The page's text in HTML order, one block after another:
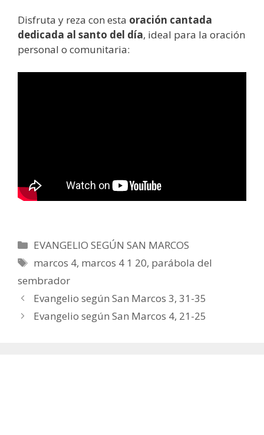
Disfruta y reza con esta oración cantada
dedicada al santo del día, ideal para la oración
personal o comunitaria:
Categorías
EVANGELIO SEGÚN SAN MARCOS
Etiquetas
marcos 4, marcos 4 1 20, parábola del
sembrador
Evangelio según San Marcos 3, 31-35
Evangelio según San Marcos 4, 21-25